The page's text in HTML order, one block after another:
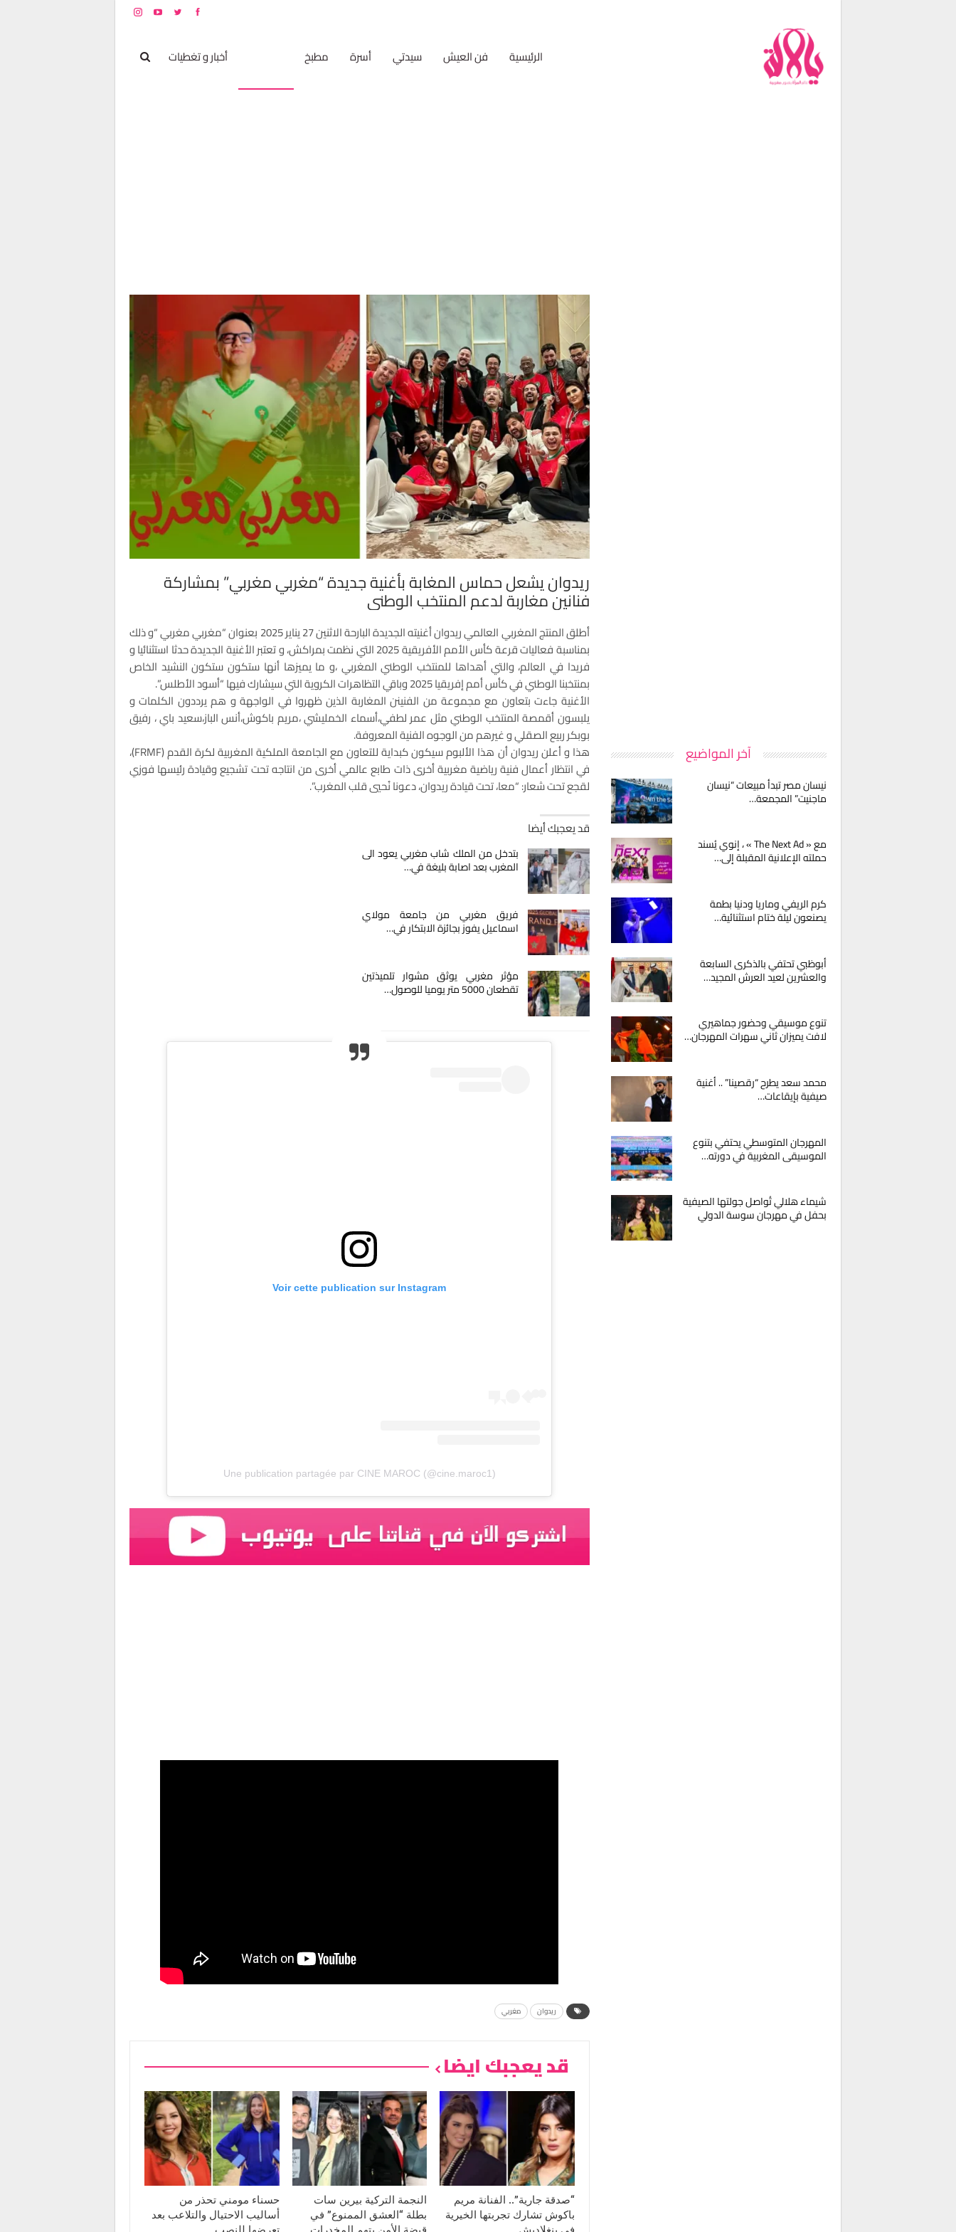
الرئيسية فن العيش سيدتي أسرة مطبخ أخبار و تغطيات
ريدوان يشعل حماس المغابة بأغنية جديدة “مغربي مغربي” بمشاركة
فنانين مغاربة لدعم المنتخب الوطني
أطلق المنتج المغربي العالمي ريدوان أغنيته الجديدة البارحة الاثنين 27 يناير 2025 بعنوان “مغربي مغربي “و ذلك
بمناسبة فعاليات قرعة كأس الأمم الأفريقية 2025 التي نظمت بمراكش، و تعتبر الأغنية الجديدة حدثا استثنائيا و
فريدا في العالم، والتي أهداها للمنتخب الوطني المغربي ،و ما يميزها أنها ستكون ستكون النشيد الخاص
بمنتخبنا الوطني في كأس أمم إفريقيا 2025 وباقي التظاهرات الكروية التي سيشارك فيها “أسود الأطلس”.
الأغنية جاءت بتعاون مع مجموعة من الفنينن المغاربة الذين ظهروا في الواجهة و هم يرددون الكلمات و
يلبسون أقمصة المنتخب الوطني مثل عمر لطفي،أسماء الخمليشي ،مريم باكوش،أنس الباز،سعيد باي ، رفيق
بوبكر ربيع الصقلي و غيرهم من الوجوه الفنية المعروفة.
هذا و أعلن ريدوان أن هذا الألبوم سيكون كبداية للتعاون مع الجامعة الملكية المغربية لكرة القدم (FRMF)،
في انتظار أعمال فنية رياضية مغربية أخرى ذات طابع عالمي أخرى من انتاجه تحت تشجيع وقيادة رئيسها فوزي
لقجع تحت شعار: “معا، تحت قيادة ريدوان، دعونا نُحيي قلب المغرب”.
قد يعجبك أيضا
بتدخل من الملك شاب مغربي يعود الى
المغرب بعد اصابة بليغة في…
فريق مغربي من جامعة مولاي
اسماعيل يفوز بجائزة الابتكار في…
مؤثر مغربي يوثق مشوار تلميذتين
تقطعان 5000 متر يوميا للوصول…
Voir cette publication sur Instagram
Une publication partagée par CINE MAROC (@cine.maroc1)
ريدوان مغربي
قد يعجبك ايضا
“صدقة جارية”.. الفنانة مريم
باكوش تشارك تجربتها الخيرية
النجمة التركية بيرين سات
بطلة “العشق الممنوع” في
حسناء مومني تحذر من
أساليب الاحتيال والتلاعب بعد
آخر المواضيع
نيسان مصر تبدأ مبيعات “نيسان
ماجنيت” المجمعة…
مع « The Next Ad » ، إنوي يُسند
حملته الإعلانية المقبلة إلى…
كرم الريفي وماريا ودنيا بطمة
يصنعون ليلة ختام استثنائية…
أبوظبي تحتفي بالذكرى السابعة
والعشرين لعيد العرش المجيد…
تنوع موسيقي وحضور جماهيري
لافت يميزان ثاني سهرات المهرجان…
محمد سعد يطرح “رقصينا” .. أغنية
صيفية بإيقاعات…
المهرجان المتوسطي يحتفي بتنوع
الموسيقى المغربية في دورته…
شيماء هلالي تُواصل جولتها الصيفية
بحفل في مهرجان سوسة الدولي